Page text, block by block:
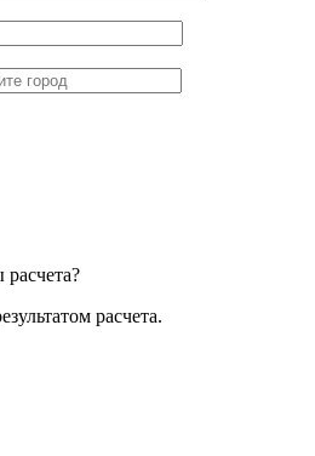
расчета?
расчета.